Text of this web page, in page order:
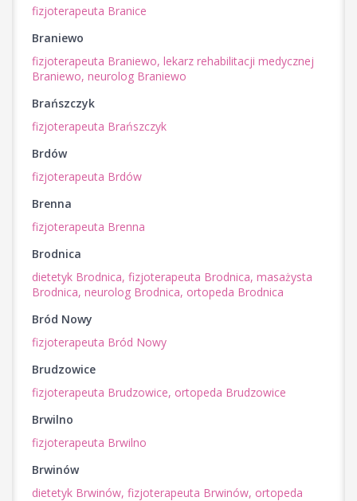
fizjoterapeuta Branice
Braniewo
fizjoterapeuta Braniewo, lekarz rehabilitacji medycznej
Braniewo, neurolog Braniewo
Brańszczyk
fizjoterapeuta Brańszczyk
Brdów
fizjoterapeuta Brdów
Brenna
fizjoterapeuta Brenna
Brodnica
dietetyk Brodnica, fizjoterapeuta Brodnica, masażysta
Brodnica, neurolog Brodnica, ortopeda Brodnica
Bród Nowy
fizjoterapeuta Bród Nowy
Brudzowice
fizjoterapeuta Brudzowice, ortopeda Brudzowice
Brwilno
fizjoterapeuta Brwilno
Brwinów
dietetyk Brwinów, fizjoterapeuta Brwinów, ortopeda